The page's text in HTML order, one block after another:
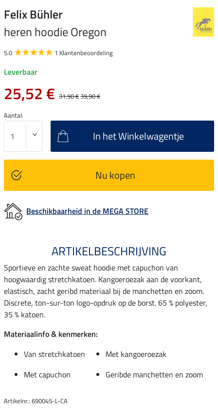
Felix Bühler
heren hoodie Oregon
5.0 1 Klantenbeoordeling
Leverbaar
25,52 € 31,90 €39,90 €
Aantal:
In het Winkelwagentje
Nu kopen
Beschikbaarheid in de MEGA STORE
ARTIKELBESCHRIJVING
Sportieve en zachte sweat hoodie met capuchon van
hoogwaardig stretchkatoen. Kangoeroezak aan de voorkant,
elastisch, zacht geribd materiaal bij de manchetten en zoom.
Discrete, ton-sur-ton logo-opdruk op de borst. 65 % polyester,
35 % katoen.
Materiaalinfo & kenmerken:
Van stretchkatoen
Met kangoeroezak
Met capuchon
Geribde manchetten en zoom
Artikelnr.: 690045-L-CA